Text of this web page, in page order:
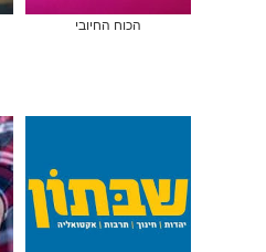
הכוח החיובי